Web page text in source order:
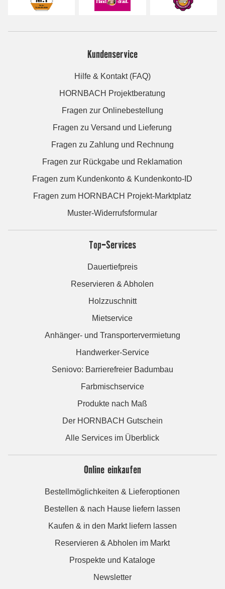
Kundenservice
Hilfe & Kontakt (FAQ)
HORNBACH Projektberatung
Fragen zur Onlinebestellung
Fragen zu Versand und Lieferung
Fragen zu Zahlung und Rechnung
Fragen zur Rückgabe und Reklamation
Fragen zum Kundenkonto & Kundenkonto-ID
Fragen zum HORNBACH Projekt-Marktplatz
Muster-Widerrufsformular
Top-Services
Dauertiefpreis
Reservieren & Abholen
Holzzuschnitt
Mietservice
Anhänger- und Transportervermietung
Handwerker-Service
Seniovo: Barrierefreier Badumbau
Farbmischservice
Produkte nach Maß
Der HORNBACH Gutschein
Alle Services im Überblick
Online einkaufen
Bestellmöglichkeiten & Lieferoptionen
Bestellen & nach Hause liefern lassen
Kaufen & in den Markt liefern lassen
Reservieren & Abholen im Markt
Prospekte und Kataloge
Newsletter